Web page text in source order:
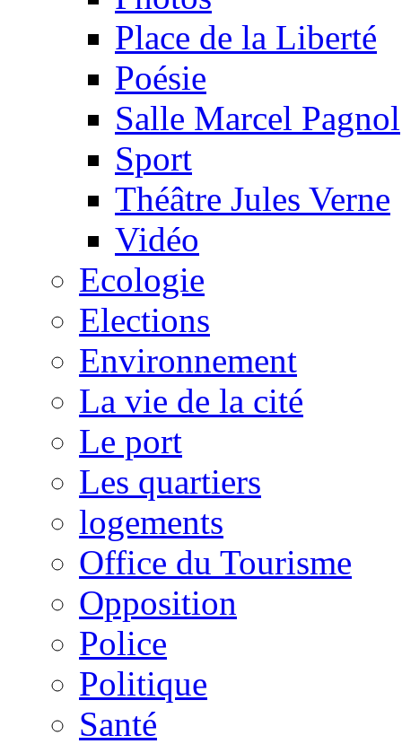
Place de la Liberté
Poésie
Salle Marcel Pagnol
Sport
Théâtre Jules Verne
Vidéo
Ecologie
Elections
Environnement
La vie de la cité
Le port
Les quartiers
logements
Office du Tourisme
Opposition
Police
Politique
Santé